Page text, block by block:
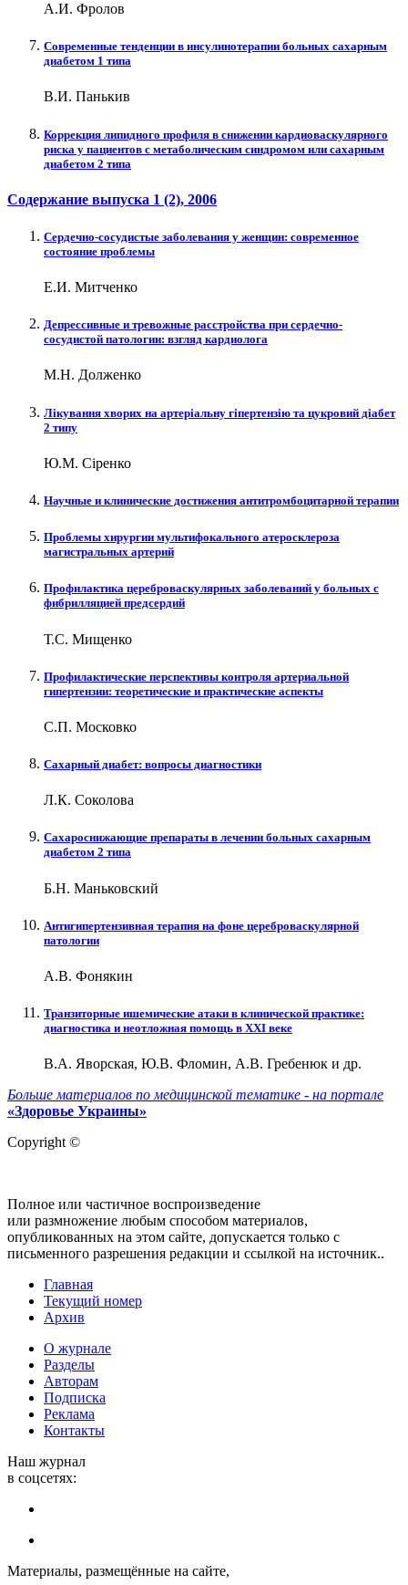
А.И. Фролов
Современные тенденции в инсулинотерапии больных сахарным
диабетом 1 типа
В.И. Панькив
Коррекция липидного профиля в снижении кардиоваскулярного
риска у пациентов с метаболическим синдромом или сахарным
диабетом 2 типа
Содержание выпуска 1 (2), 2006
Сердечно-сосудистые заболевания у женщин: современное
состояние проблемы
Е.И. Митченко
Депрессивные и тревожные расстройства при сердечно-
сосудистой патологии: взгляд кардиолога
М.Н. Долженко
Лікування хворих на артеріальну гіпертензію та цукровий діабет
2 типу
Ю.М. Сіренко
Научные и клинические достижения антитромбоцитарной терапии
Проблемы хирургии мультифокального атеросклероза
магистральных артерий
Профилактика цереброваскулярных заболеваний у больных с
фибрилляцией предсердий
Т.С. Мищенко
Профилактические перспективы контроля артериальной
гипертензии: теоретические и практические аспекты
С.П. Московко
Сахарный диабет: вопросы диагностики
Л.К. Соколова
Сахароснижающие препараты в лечении больных сахарным
диабетом 2 типа
Б.Н. Маньковский
Антигипертензивная терапия на фоне цереброваскулярной
патологии
А.В. Фонякин
Транзиторные ишемические атаки в клинической практике:
диагностика и неотложная помощь в XXI веке
В.А. Яворская, Ю.В. Фломин, А.В. Гребенюк и др.
Больше материалов по медицинской тематике - на портале
«Здоровье Украины»
Copyright ©
Полное или частичное воспроизведение
или размножение любым способом материалов,
опубликованных на этом сайте, допускается только с
письменного разрешения редакции и ссылкой на источник..
Главная
Текущий номер
Архив
О журнале
Разделы
Авторам
Подписка
Реклама
Контакты
Наш журнал
в соцсетях:
Материалы, размещённые на сайте,